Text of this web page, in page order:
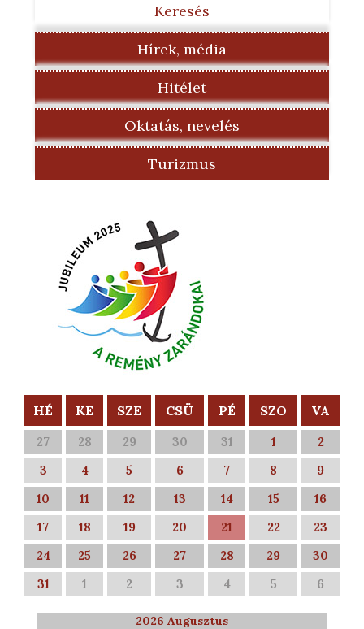
Keresés
Hírek, média
Hitélet
Oktatás, nevelés
Turizmus
HÉ KE SZE CSÜ PÉ SZO VA
27 28 29 30 31 1
2
3
4 5 6 7 8
9
10
11 12 13 14 15
16
17
18 19 20 21 22
23
24
25 26 27 28 29
30
31
1 2 3 4 5 6
2026 Augusztus